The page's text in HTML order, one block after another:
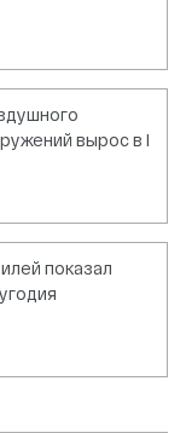
вырос в I
показал